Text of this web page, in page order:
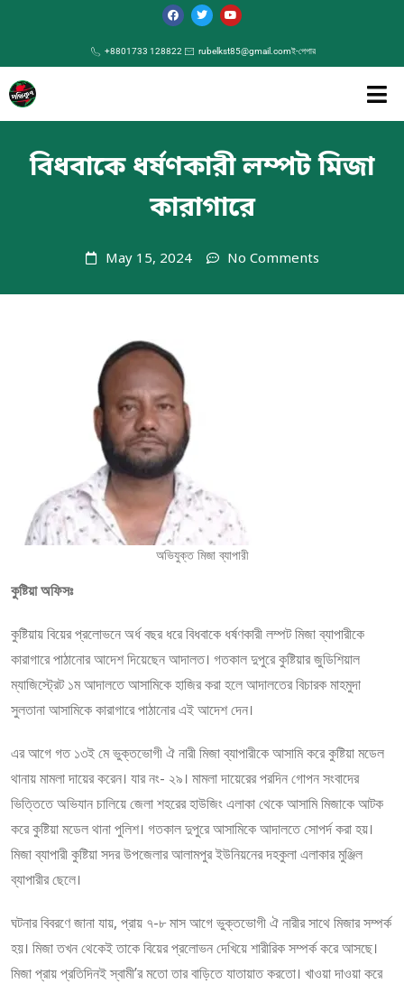
+8801733 128822 rubelkst85@gmail.comই-পেপার
বিধবাকে ধর্ষণকারী লম্পট মিজা
কারাগারে
May 15, 2024 No Comments
অভিযুক্ত মিজা ব্যাপারী
কুষ্টিয়া অফিসঃ
কুষ্টিয়ায় বিয়ের প্রলোভনে অর্ধ বছর ধরে বিধবাকে ধর্ষণকারী লম্পট মিজা ব্যাপারীকে
কারাগারে পাঠানোর আদেশ দিয়েছেন আদালত। গতকাল দুপুরে কুষ্টিয়ার জুডিশিয়াল
ম্যাজিস্ট্রেট ১ম আদালতে আসামিকে হাজির করা হলে আদালতের বিচারক মাহমুদা
সুলতানা আসামিকে কারাগারে পাঠানোর এই আদেশ দেন।
এর আগে গত ১৩ই মে ভুক্তভোগী ঐ নারী মিজা ব্যাপারীকে আসামি করে কুষ্টিয়া মডেল
থানায় মামলা দায়ের করেন। যার নং- ২৯। মামলা দায়েরের পরদিন গোপন সংবাদের
ভিত্তিতে অভিযান চালিয়ে জেলা শহরের হাউজিং এলাকা থেকে আসামি মিজাকে আটক
করে কুষ্টিয়া মডেল থানা পুলিশ। গতকাল দুপুরে আসামিকে আদালতে সোপর্দ করা হয়।
মিজা ব্যাপারী কুষ্টিয়া সদর উপজেলার আলামপুর ইউনিয়নের দহকুলা এলাকার মুঞ্জিল
ব্যাপারীর ছেলে।
ঘটনার বিবরণে জানা যায়, প্রায় ৭-৮ মাস আগে ভুক্তভোগী ঐ নারীর সাথে মিজার সম্পর্ক
হয়। মিজা তখন থেকেই তাকে বিয়ের প্রলোভন দেখিয়ে শারীরিক সম্পর্ক করে আসছে।
মিজা প্রায় প্রতিদিনই স্বামী’র মতো তার বাড়িতে যাতায়াত করতো। খাওয়া দাওয়া করে